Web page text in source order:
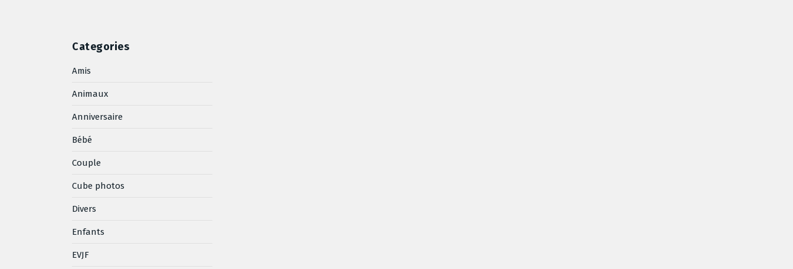
Categories
Amis
Animaux
Anniversaire
Bébé
Couple
Cube photos
Divers
Enfants
EVJF